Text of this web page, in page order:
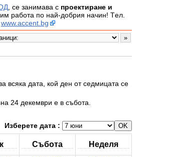
, се занимава с проектиране и
работа по най-добрия начин! Tел.
www.accent.bg
всяка дата, кой ден от седмицата се
24 декември е в събота.
Изберете дата :
Събота Неделя